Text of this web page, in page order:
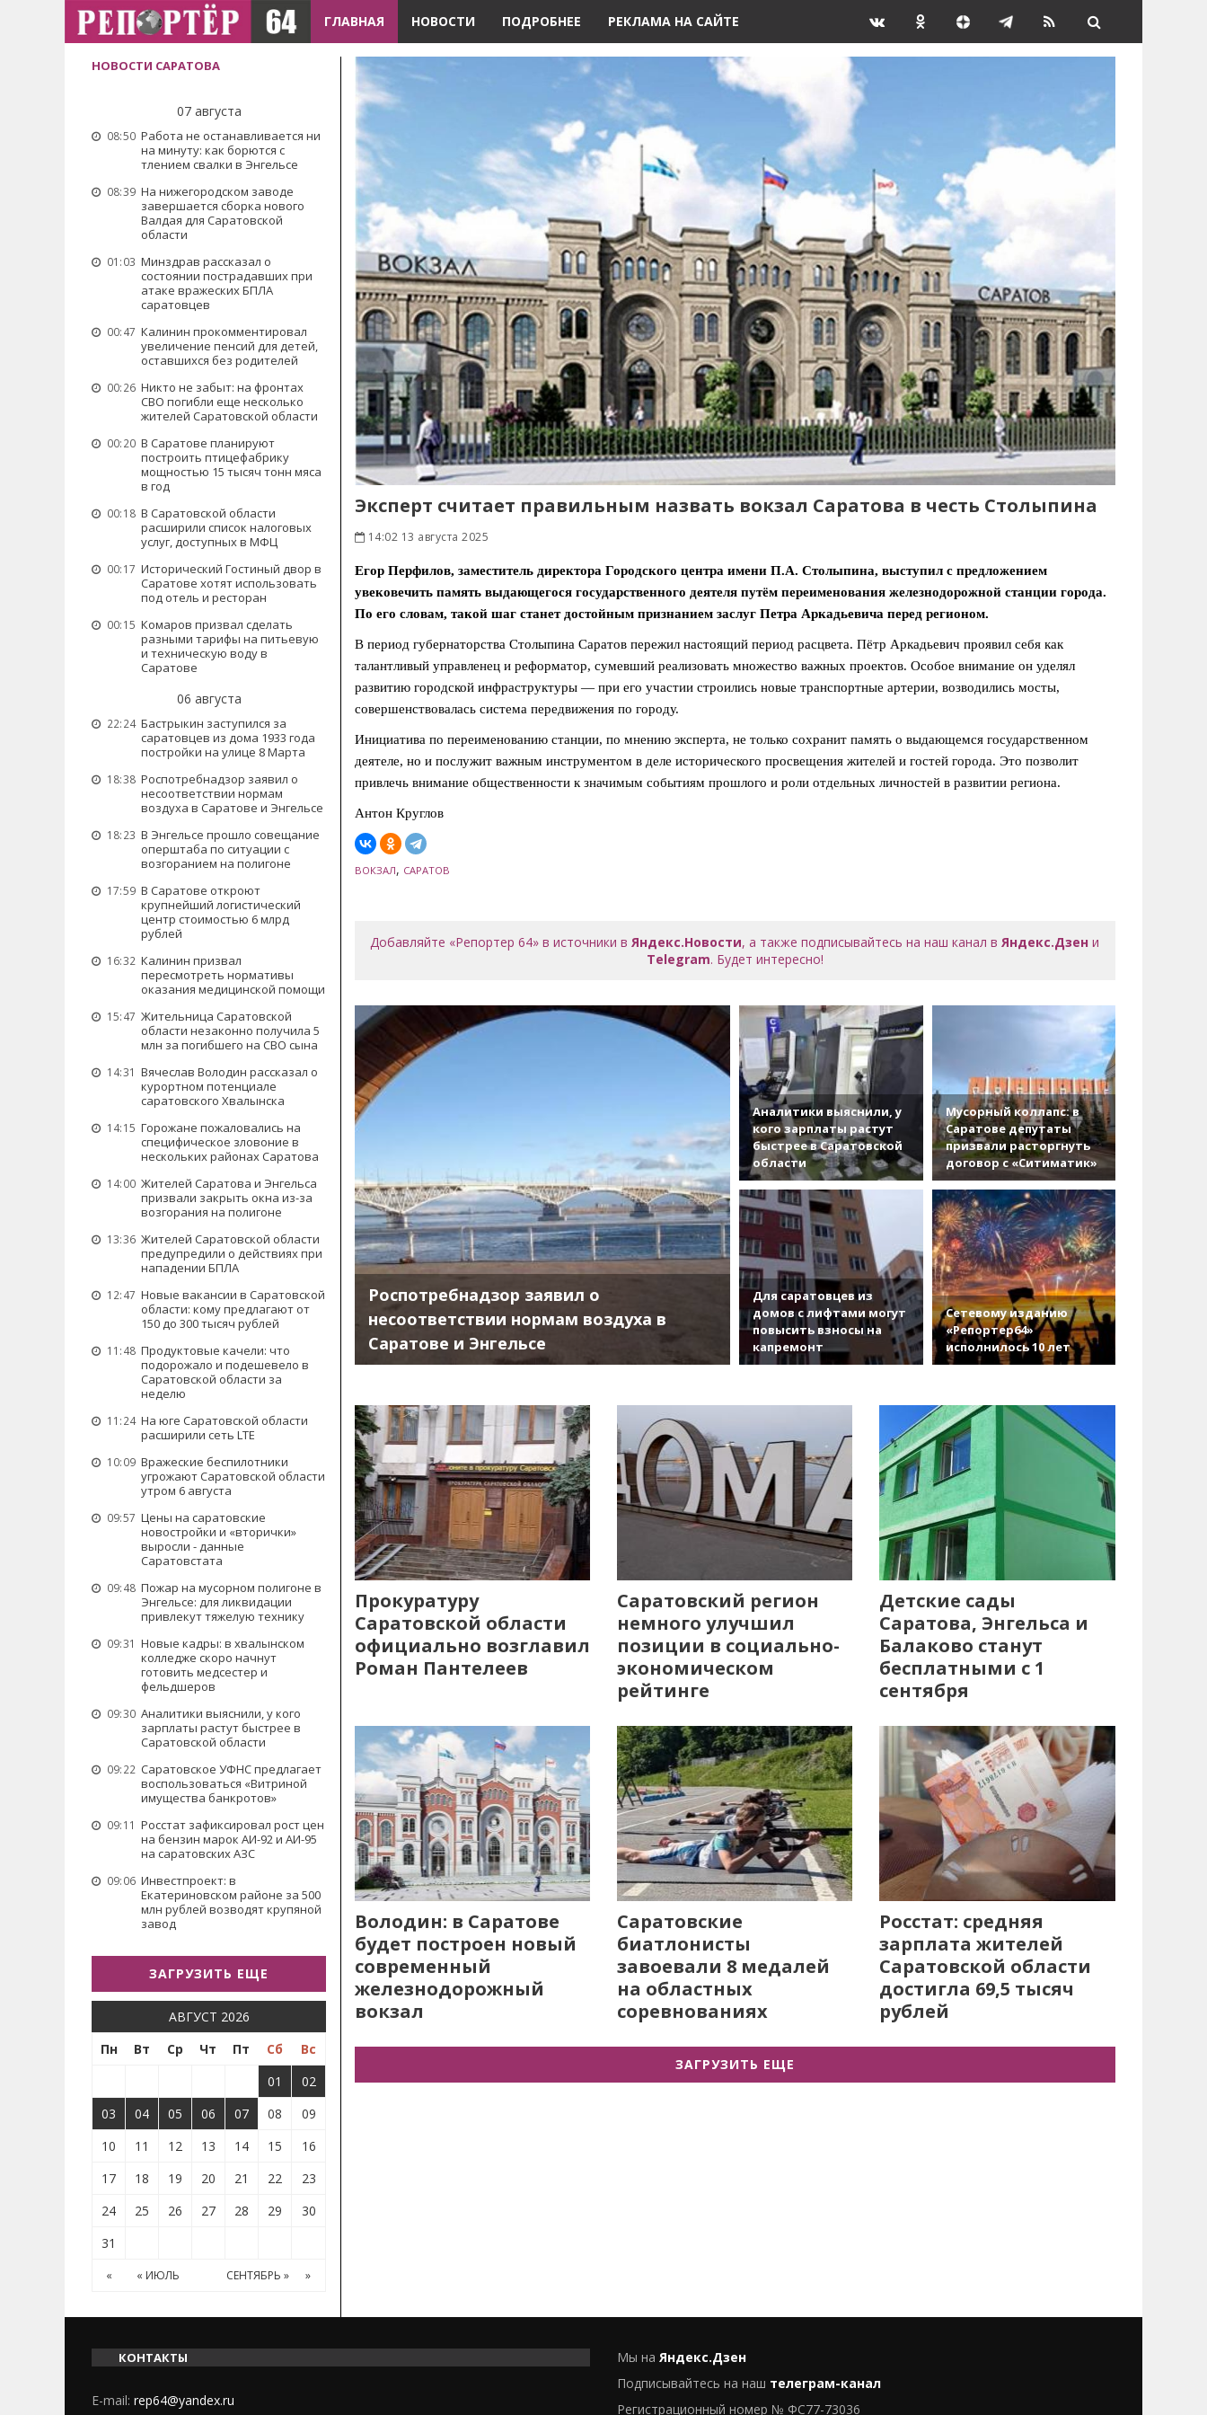
ГЛАВНАЯ НОВОСТИ ПОДРОБНЕЕ РЕКЛАМА НА САЙТЕ
НОВОСТИ САРАТОВА
07 августа
08:50 Работа не останавливается ни
на минуту: как борются с
тлением свалки в Энгельсе
08:39 На нижегородском заводе
завершается сборка нового
Валдая для Саратовской
области
01:03 Минздрав рассказал о
состоянии пострадавших при
атаке вражеских БПЛА
саратовцев
00:47 Калинин прокомментировал
увеличение пенсий для детей,
оставшихся без родителей
00:26 Никто не забыт: на фронтах
СВО погибли еще несколько
жителей Саратовской области
00:20 В Саратове планируют
построить птицефабрику
мощностью 15 тысяч тонн мяса
в год
00:18 В Саратовской области
расширили список налоговых
услуг, доступных в МФЦ
00:17 Исторический Гостиный двор в
Саратове хотят использовать
под отель и ресторан
00:15 Комаров призвал сделать
разными тарифы на питьевую
и техническую воду в
Саратове
06 августа
22:24 Бастрыкин заступился за
саратовцев из дома 1933 года
постройки на улице 8 Марта
18:38 Роспотребнадзор заявил о
несоответствии нормам
воздуха в Саратове и Энгельсе
18:23 В Энгельсе прошло совещание
оперштаба по ситуации с
возгоранием на полигоне
17:59 В Саратове откроют
крупнейший логистический
центр стоимостью 6 млрд
рублей
16:32 Калинин призвал
пересмотреть нормативы
оказания медицинской помощи
15:47 Жительница Саратовской
области незаконно получила 5
млн за погибшего на СВО сына
14:31 Вячеслав Володин рассказал о
курортном потенциале
саратовского Хвалынска
14:15 Горожане пожаловались на
специфическое зловоние в
нескольких районах Саратова
14:00 Жителей Саратова и Энгельса
призвали закрыть окна из-за
возгорания на полигоне
13:36 Жителей Саратовской области
предупредили о действиях при
нападении БПЛА
12:47 Новые вакансии в Саратовской
области: кому предлагают от
150 до 300 тысяч рублей
11:48 Продуктовые качели: что
подорожало и подешевело в
Саратовской области за
неделю
11:24 На юге Саратовской области
расширили сеть LTE
10:09 Вражеские беспилотники
угрожают Саратовской области
утром 6 августа
09:57 Цены на саратовские
новостройки и «вторички»
выросли - данные
Саратовстата
09:48 Пожар на мусорном полигоне в
Энгельсе: для ликвидации
привлекут тяжелую технику
09:31 Новые кадры: в хвалынском
колледже скоро начнут
готовить медсестер и
фельдшеров
09:30 Аналитики выяснили, у кого
зарплаты растут быстрее в
Саратовской области
09:22 Саратовское УФНС предлагает
воспользоваться «Витриной
имущества банкротов»
09:11 Росстат зафиксировал рост цен
на бензин марок АИ-92 и АИ-95
на саратовских АЗС
09:06 Инвестпроект: в
Екатериновском районе за 500
млн рублей возводят крупяной
завод
ЗАГРУЗИТЬ ЕЩЕ
АВГУСТ 2026
Пн
Вт Ср Чт Пт Сб
Вс
01
02
03
04 05 06 07 08
09
10
11 12 13 14 15
16
17
18 19 20 21 22
23
24
25 26 27 28 29
30
31
« « ИЮЛЬ СЕНТЯБРЬ » »
Эксперт считает правильным назвать вокзал Саратова в честь Столыпина
14:02 13 августа 2025
Егор Перфилов, заместитель директора Городского центра имени П.А. Столыпина, выступил с предложением
увековечить память выдающегося государственного деятеля путём переименования железнодорожной станции города.
По его словам, такой шаг станет достойным признанием заслуг Петра Аркадьевича перед регионом.
В период губернаторства Столыпина Саратов пережил настоящий период расцвета. Пётр Аркадьевич проявил себя как
талантливый управленец и реформатор, сумевший реализовать множество важных проектов. Особое внимание он уделял
развитию городской инфраструктуры — при его участии строились новые транспортные артерии, возводились мосты,
совершенствовалась система передвижения по городу.
Инициатива по переименованию станции, по мнению эксперта, не только сохранит память о выдающемся государственном
деятеле, но и послужит важным инструментом в деле исторического просвещения жителей и гостей города. Это позволит
привлечь внимание общественности к значимым событиям прошлого и роли отдельных личностей в развитии региона.
Антон Круглов
ВОКЗАЛ, САРАТОВ
Добавляйте «Репортер 64» в источники вЯндекс.Новости, а также подписывайтесь на наш канал вЯндекс.Дзен и
Telegram. Будет интересно!
Роспотребнадзор заявил о
несоответствии нормам воздуха в
Саратове и Энгельсе
Аналитики выяснили, у
кого зарплаты растут
быстрее в Саратовской
области
Мусорный коллапс: в
Саратове депутаты
призвали расторгнуть
договор с «Ситиматик»
Для саратовцев из
домов с лифтами могут
повысить взносы на
капремонт
Сетевому изданию
«Репортер64»
исполнилось 10 лет
Прокуратуру
Саратовской области
официально возглавил
Роман Пантелеев
Саратовский регион
немного улучшил
позиции в социально-
экономическом
рейтинге
Детские сады
Саратова, Энгельса и
Балаково станут
бесплатными с 1
сентября
Володин: в Саратове
будет построен новый
современный
железнодорожный
вокзал
Саратовские
биатлонисты
завоевали 8 медалей
на областных
соревнованиях
Росстат: средняя
зарплата жителей
Саратовской области
достигла 69,5 тысяч
рублей
ЗАГРУЗИТЬ ЕЩЕ
КОНТАКТЫ
E-mail: rep64@yandex.ru
Мы на Яндекс.Дзен
Подписывайтесь на наш телеграм-канал
Регистрационный номер № ФС77-73036